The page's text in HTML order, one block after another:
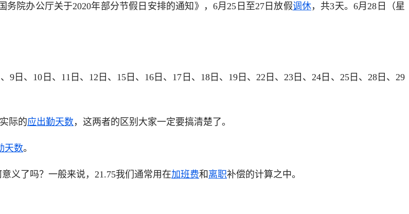
院办公厅关于2020年部分节假日安排的通知》，6月25日至27日放假调休，共3天。6月28日（星
日、10日、11日、12日、15日、16日、17日、18日、19日、22日、23日、24日、25日、28日、29
际的应出勤天数 ，这两者的区别大家一定要搞清楚了。
天数。
义了吗？一般来说，21.75我们通常用在加班费和 离职补偿的计算之中。